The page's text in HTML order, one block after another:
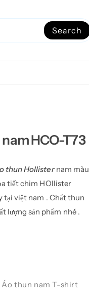
Search
HCO-T73
thun Hollisternam màu
tiết chim HOllister
tại việt nam . Chất thun
lượng sản phẩm nhé .
Áo thun nam T-shirt